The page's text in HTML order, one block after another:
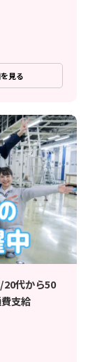
見る
20代から50
支給